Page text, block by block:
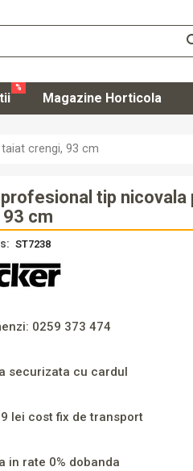
%
Magazine Horticola
crengi, 93 cm
tip nicovala
cm
ST7238
0259 373 474
securizata cu cardul
lei cost fix de transport
in rate 0% dobanda